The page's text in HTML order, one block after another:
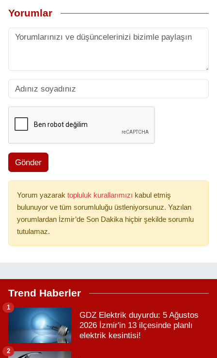
Yorumlar
Gönder
Yorum yazarak topluluk kurallarımızı kabul etmiş
bulunuyor ve tüm sorumluluğu üstleniyorsunuz. Yazılan
yorumlardan İzmir’de Son Dakika hiçbir şekilde sorumlu
tutulamaz.
Trend Haberler
GDZ Elektrik duyurdu: 5 Ağustos
2026 İzmir'in 13 ilçesinde planlı
elektrik kesintisi!
1
2